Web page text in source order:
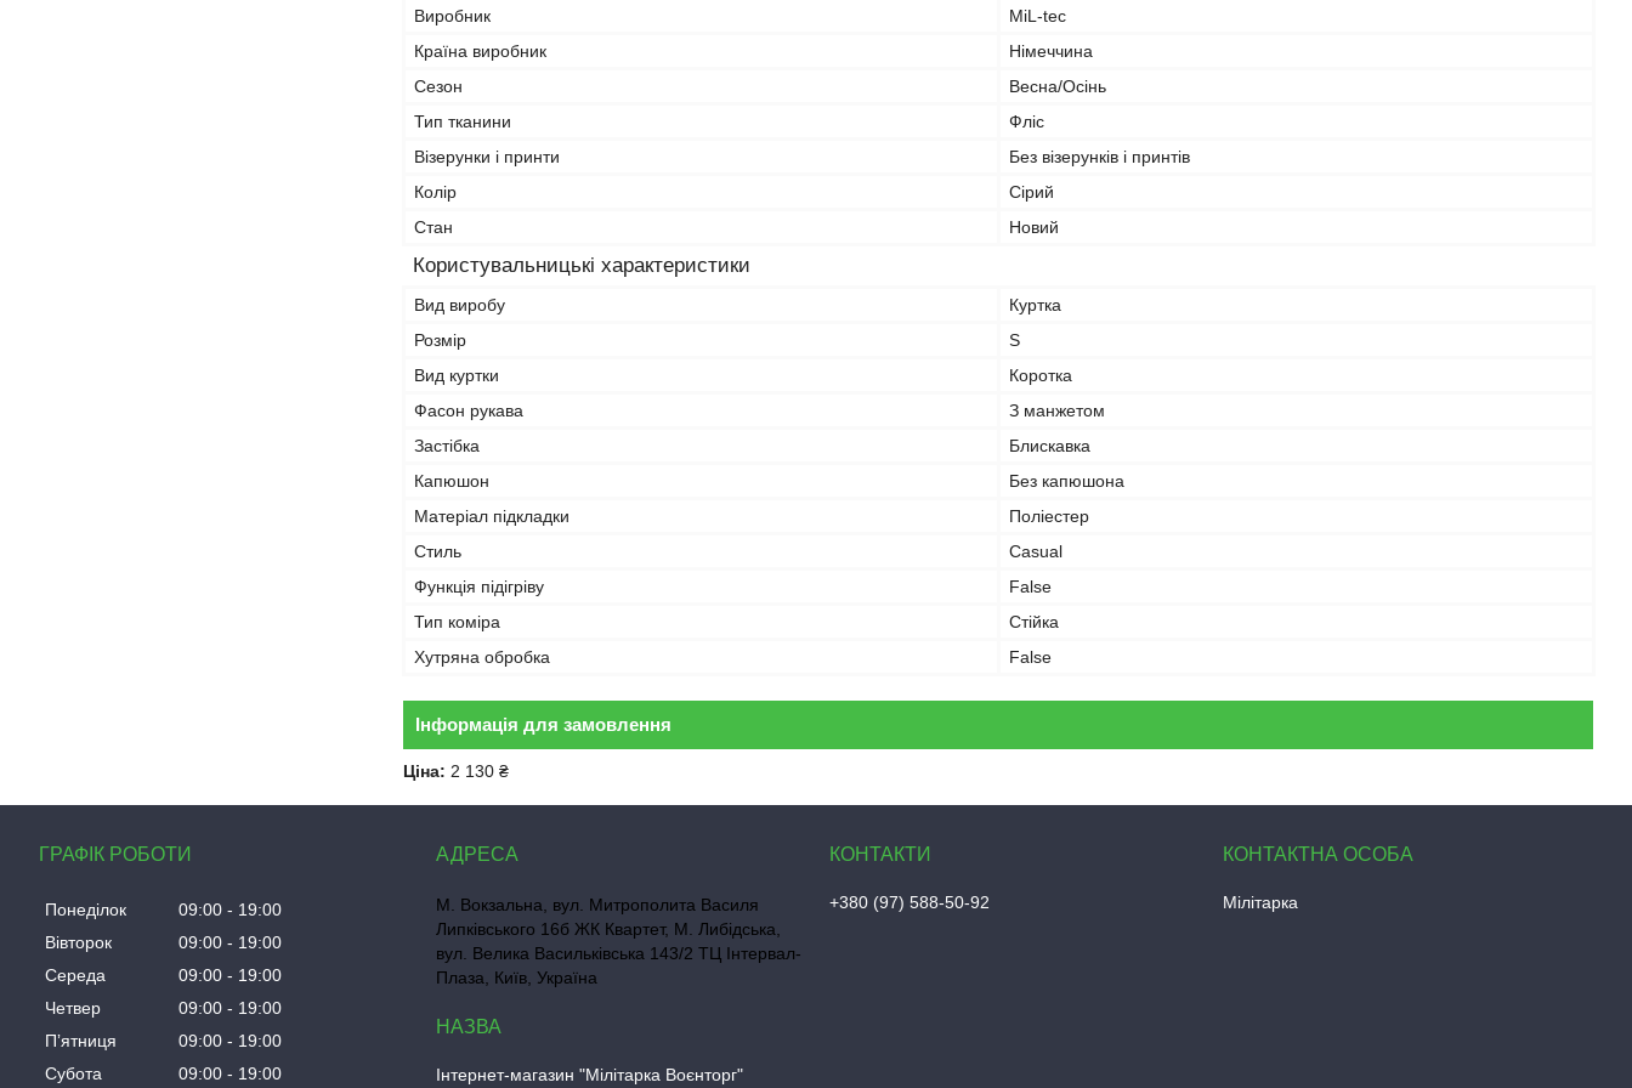
Виробник
MiL-tec
Країна виробник
Німеччина
Сезон
Весна/Осінь
Тип тканини
Фліс
Візерунки і принти
Без візерунків і принтів
Колір
Сірий
Стан
Новий
Користувальницькі характеристики
Вид виробу
Куртка
Розмір
S
Вид куртки
Коротка
Фасон рукава
З манжетом
Застібка
Блискавка
Капюшон
Без капюшона
Матеріал підкладки
Поліестер
Стиль
Casual
Функція підігріву
False
Тип коміра
Стійка
Хутряна обробка
False
Інформація для замовлення
Ціна: 2 130 ₴
ГРАФІК РОБОТИ
Понеділок 09:00
19:00
Вівторок
09:00
19:00
Середа
09:00
19:00
Четвер
09:00
19:00
Пʼятниця
09:00
19:00
Субота
09:00 19:00
М. Вокзальна, вул. Митрополита Василя
Липківського 16б ЖК Квартет, М. Либідська,
вул. Велика Васильківська 143/2 ТЦ Інтервал-
Плаза, Київ, Україна
Інтернет-магазин "Мілітарка Воєнторг"
+380 (97) 588-50-92 Мілітарка